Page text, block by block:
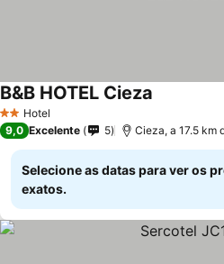
2 Estrelas
Hotel
B&B HOTEL Cieza
9,0 Excelente 5 Cieza, a 17.5 km
Selecione as datas para ver os
exatos.